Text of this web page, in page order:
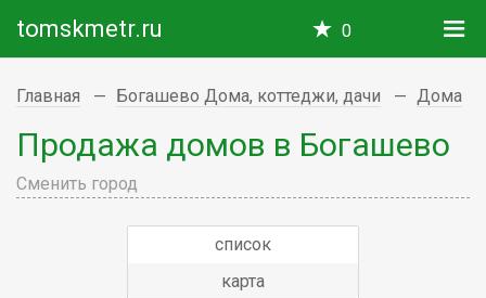
tomskmetr.ru 0
Главная Богашево Дома, коттеджи, дачи Дома
Продажа домов в Богашево
Сменить город
список
карта